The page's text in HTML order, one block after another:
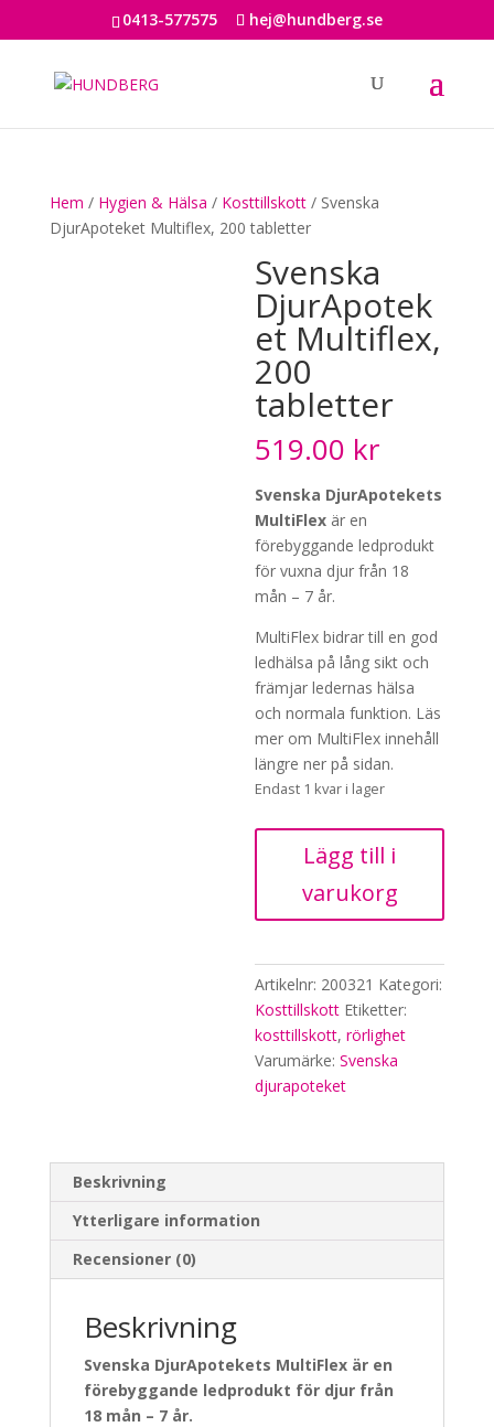
0413-577575 hej@hundberg.se
Hem / Hygien & Hälsa / Kosttillskott/ Svenska
DjurApoteket Multiflex, 200 tabletter
Svenska
DjurApotek
et Multiflex,
200
tabletter
519.00 kr
Svenska DjurApotekets
MultiFlex är en
förebyggande ledprodukt
för vuxna djur från 18
mån – 7 år.
MultiFlex bidrar till en god
ledhälsa på lång sikt och
främjar ledernas hälsa
och normala funktion. Läs
mer om MultiFlex innehåll
längre ner på sidan.
Endast 1 kvar i lager
DjurApoteket
Multiflex,
200
mängd
Lägg till i
varukorg
Artikelnr: 200321 Kategori:
Kosttillskott Etiketter:
kosttillskott,rörlighet
Varumärke:Svenska
djurapoteket
Beskrivning
Ytterligare information
Recensioner (0)
Beskrivning
Svenska DjurApotekets MultiFlex är en
förebyggande ledprodukt för djur från
18 mån – 7 år.